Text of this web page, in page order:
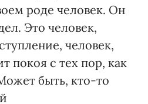
роде человек. Он
Это человек,
человек,
покоя с тех пор, как
быть, кто-то